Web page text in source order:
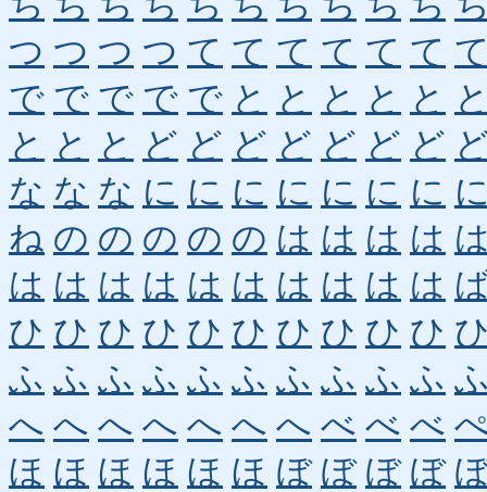
つ つ つ つ て て て て て て
で で で で で と と と と と
と と と ど ど ど ど ど ど ど
な な な に に に に に に に
ね の の の の の は は は は
は は は は は は は は は は
ひ ひ ひ ひ ひ ひ ひ ひ ひ ひ
ふ ふ ふ ふ ふ ふ ふ ふ ふ ふ
へ へ へ へ へ へ へ べ べ べ
ほ ほ ほ ほ ほ ほ ぼ ぼ ぼ ぼ